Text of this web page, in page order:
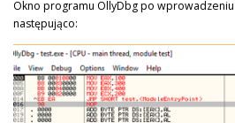
Okno programu OllyDbg po
następująco: